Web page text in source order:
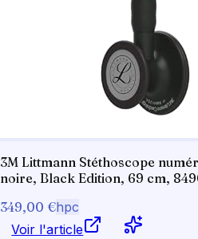
3M Littmann Stéthoscope
noire, Black Edition, 69 cm,
349,00 €hpc
Voir l'article